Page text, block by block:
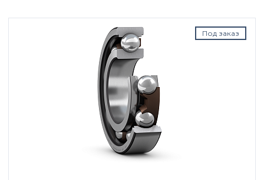
Под заказ